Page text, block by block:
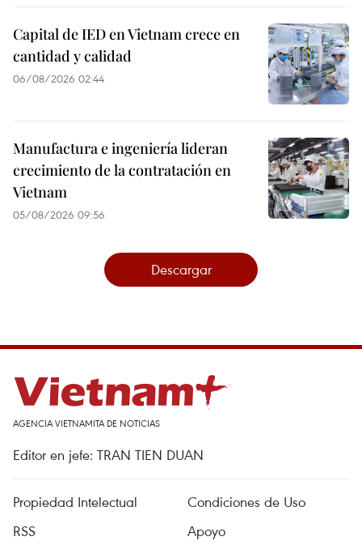
Capital de IED en Vietnam crece en
cantidad y calidad
06/08/2026 02:44
Manufactura e ingeniería lideran
crecimiento de la contratación en
Vietnam
05/08/2026 09:56
Descargar
AGENCIA VIETNAMITA DE NOTICIAS
Editor en jefe: TRAN TIEN DUAN
Propiedad Intelectual
Condiciones de Uso
RSS
Apoyo